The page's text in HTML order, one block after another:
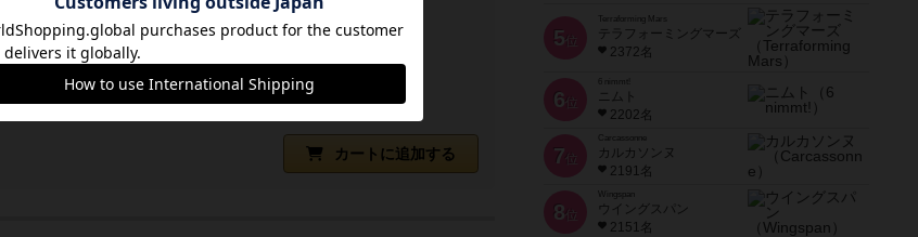
の通販 「しりとり」の最後の文字で「四目並べ」！
日本語ルール付き/日本語版
カートに追加する
5 位
Terraforming Mars
テラフォーミングマーズ
2372名
6 位
ニムト
2202名
7 位
Carcassonne
カルカソンヌ
2191名
8 位
Wingspan
ウイングスパン
2151名